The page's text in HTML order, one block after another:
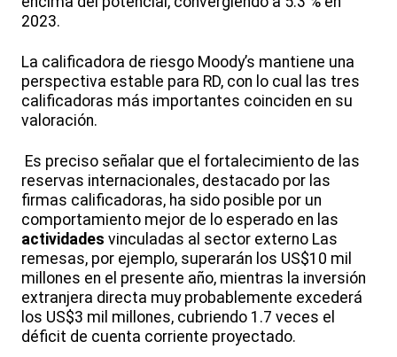
2023.
La calificadora de riesgo Moody’s mantiene una
perspectiva estable para RD, con lo cual las tres
calificadoras más importantes coinciden en su
valoración.
Es preciso señalar que el fortalecimiento de las
reservas internacionales, destacado por las
firmas calificadoras, ha sido posible por un
comportamiento mejor de lo esperado en las
actividades vinculadas al sector externo Las
remesas, por ejemplo, superarán los US$10 mil
millones en el presente año, mientras la inversión
extranjera directa muy probablemente excederá
los US$3 mil millones, cubriendo 1.7 veces el
déficit de cuenta corriente proyectado.